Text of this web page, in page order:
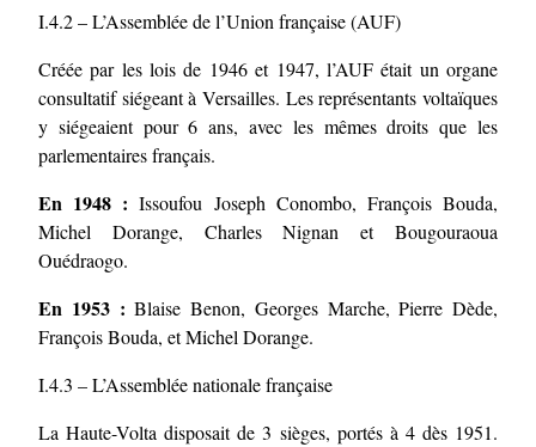
I.4.2 – L’Assemblée de l’Union française (AUF)
Créée par les lois de 1946 et 1947, l’AUF était un organe
consultatif siégeant à Versailles. Les représentants voltaïques
y siégeaient pour 6 ans, avec les mêmes droits que les
parlementaires français.
En 1948 : Issoufou Joseph Conombo, François Bouda,
Michel Dorange, Charles Nignan et Bougouraoua
Ouédraogo.
En 1953 : Blaise Benon, Georges Marche, Pierre Dède,
François Bouda, et Michel Dorange.
I.4.3 – L’Assemblée nationale française
La Haute-Volta disposait de 3 sièges, portés à 4 dès 1951.